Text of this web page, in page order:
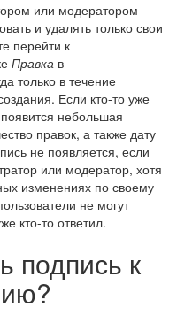
или модератором
и удалять только свои
перейти к
Правка в
только в течение
Если кто-то уже
небольшая
правок, а также дату
не появляется, если
или модератор, хотя
изменениях по своему
не могут
кто-то ответил.
подпись к